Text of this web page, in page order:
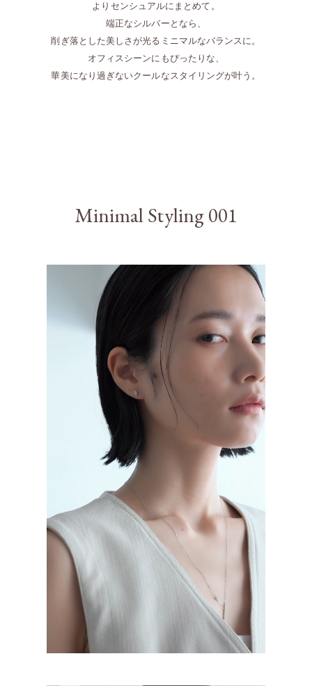
よりセンシュアルにまとめて。
端正なシルバーとなら、
削ぎ落とした美しさが光るミニマルなバランスに。
オフィスシーンにもぴったりな、
華美になり過ぎないクールなスタイリングが叶う。
Minimal Styling 001